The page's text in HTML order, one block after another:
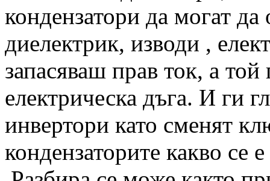
кондензатори да могат да
диелектрик, изводи ,
запасяваш прав ток, а той
електрическа дъга. И ги
инвертори като сменят
кондензаторите какво се